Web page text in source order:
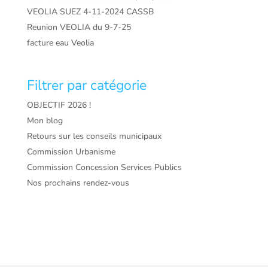
VEOLIA SUEZ 4-11-2024 CASSB
Reunion VEOLIA du 9-7-25
facture eau Veolia
Filtrer par catégorie
OBJECTIF 2026 !
Mon blog
Retours sur les conseils municipaux
Commission Urbanisme
Commission Concession Services Publics
Nos prochains rendez-vous